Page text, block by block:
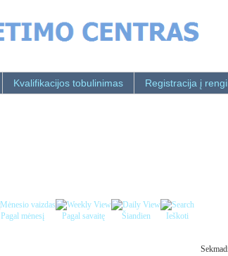
Kvalifikacijos tobulinimas Registracija į
Pagal mėnesį Pagal savaitę Šiandien Ieškoti